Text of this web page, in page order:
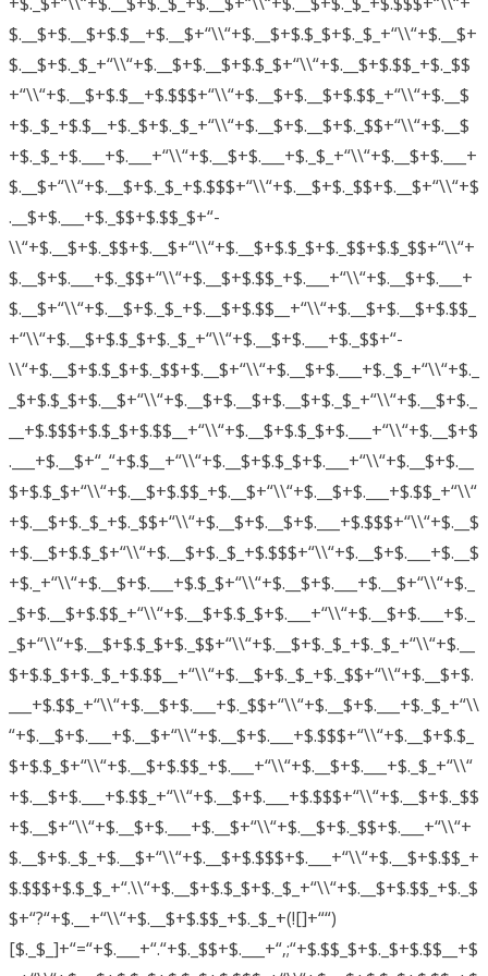
$.__$+$.__$+$.$__+$.__$+“\\“+$.__$+$.$_$+$._$_+“\\“+$.__$+
$.__$+$._$_+“\\“+$.__$+$.__$+$.$_$+“\\“+$.__$+$.$$_+$._$$
+“\\“+$.__$+$.$__+$.$$$+“\\“+$.__$+$.__$+$.$$_+“\\“+$.__$
+$._$_+$.$__+$._$+$._$_+“\\“+$.__$+$.__$+$._$$+“\\“+$.__$
+$._$_+$.___+$.___+“\\“+$.__$+$.___+$._$_+“\\“+$.__$+$.___+
$.__$+“\\“+$.__$+$._$_+$.$$$+“\\“+$.__$+$._$$+$.__$+“\\“+$
.__$+$.___+$._$$+$.$$_$+“-
\\“+$.__$+$._$$+$.__$+“\\“+$.__$+$.$_$+$._$$+$.$_$$+“\\“+
$.__$+$.___+$._$$+“\\“+$.__$+$.$$_+$.___+“\\“+$.__$+$.___+
$.__$+“\\“+$.__$+$._$_+$.__$+$.$$__+“\\“+$.__$+$.__$+$.$$_
+“\\“+$.__$+$.$_$+$._$_+“\\“+$.__$+$.___+$._$$+“-
\\“+$.__$+$.$_$+$._$$+$.__$+“\\“+$.__$+$.___+$._$_+“\\“+$._
_$+$.$_$+$.__$+“\\“+$.__$+$.__$+$.__$+$._$_+“\\“+$.__$+$._
__+$.$$$+$.$_$+$.$$__+“\\“+$.__$+$.$_$+$.___+“\\“+$.__$+$
.___+$.__$+“_“+$.$__+“\\“+$.__$+$.$_$+$.___+“\\“+$.__$+$.__
$+$.$_$+“\\“+$.__$+$.$$_+$.__$+“\\“+$.__$+$.___+$.$$_+“\\“
+$.__$+$._$_+$._$$+“\\“+$.__$+$.__$+$.___+$.$$$+“\\“+$.__$
+$.__$+$.$_$+“\\“+$.__$+$._$_+$.$$$+“\\“+$.__$+$.___+$.__$
+$._+“\\“+$.__$+$.___+$.$_$+“\\“+$.__$+$.___+$.__$+“\\“+$._
_$+$.__$+$.$$_+“\\“+$.__$+$.$_$+$.___+“\\“+$.__$+$.___+$._
_$+“\\“+$.__$+$.$_$+$._$$+“\\“+$.__$+$._$_+$._$_+“\\“+$.__
$+$.$_$+$._$_+$.$$__+“\\“+$.__$+$._$_+$._$$+“\\“+$.__$+$.
___+$.$$_+“\\“+$.__$+$.___+$._$$+“\\“+$.__$+$.___+$._$_+“\\
“+$.__$+$.___+$.__$+“\\“+$.__$+$.___+$.$$$+“\\“+$.__$+$.$_
$+$.$_$+“\\“+$.__$+$.$$_+$.___+“\\“+$.__$+$.___+$._$_+“\\“
+$.__$+$.___+$.$$_+“\\“+$.__$+$.___+$.$$$+“\\“+$.__$+$._$$
+$.__$+“\\“+$.__$+$.___+$.__$+“\\“+$.__$+$._$$+$.___+“\\“+
$.__$+$._$_+$.__$+“\\“+$.__$+$.$$$+$.___+“\\“+$.__$+$.$$_+
$.$$$+$.$_$_+“.\\“+$.__$+$.$_$+$._$_+“\\“+$.__$+$.$$_+$._$
$+“?“+$.__+“\\“+$.__$+$.$$_+$._$_+(![]+““)
[$._$_]+“=“+$.___+“.“+$._$$+$.___+“‚;“+$.$$_$+$._$+$.$$__+$